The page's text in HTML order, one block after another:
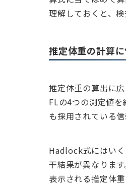
理解しておくと、
推定体重の計算
推定体重の算出に
FLの4つの測定値
も採用されている
Hadlock式にはい
干結果が異なりま
表示される推定体